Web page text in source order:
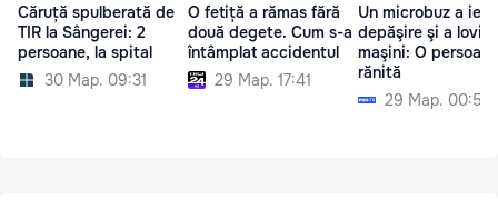
Căruță spulberată de
TIR la Sângerei: 2
persoane, la spital
30 Мар. 09:31
O fetiță a rămas fără
două degete. Cum s-a
întâmplat accidentul
29 Мар. 17:41
Un microbuz a
depăşire şi a lovit
maşini: O
rănită
29 Мар. 00:52